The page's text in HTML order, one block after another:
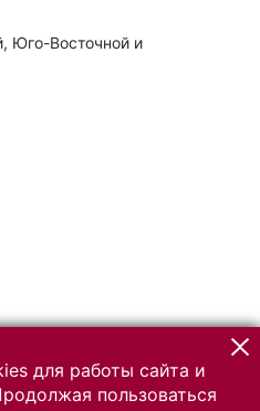
Юго-Восточной и
для работы сайта и
пользоваться